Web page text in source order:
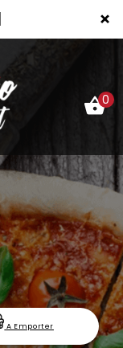
×
0
A Emporter